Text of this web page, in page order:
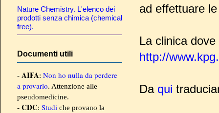
ad effettuare
La clinica
http://
Da qui
Nature Chemistry. L'elenco dei
prodotti senza chimica (chemical
free).
Documenti utili
- AIFA: Non ho nulla da perdere
a provarlo. Attenzione alle
pseudomedicine.
- CDC: Studi che provano la